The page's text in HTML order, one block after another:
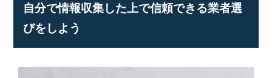
自分で情報収集した上で信頼できる業者選
びをしよう